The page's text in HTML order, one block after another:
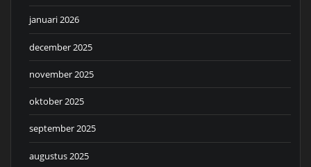
januari 2026
december 2025
november 2025
oktober 2025
september 2025
augustus 2025